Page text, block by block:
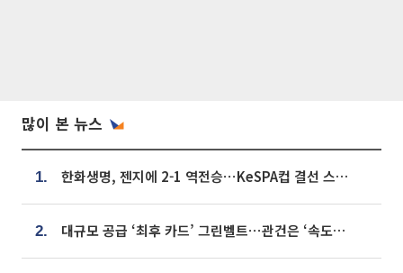
많이 본 뉴스
1. 한화생명, 젠지에 2-1 역전승⋯KeSPA컵 결선 스테이지 2 직행
2. 대규모 공급 ‘최후 카드’ 그린벨트⋯관건은 ‘속도’ [주택공급 승부수의 조건]